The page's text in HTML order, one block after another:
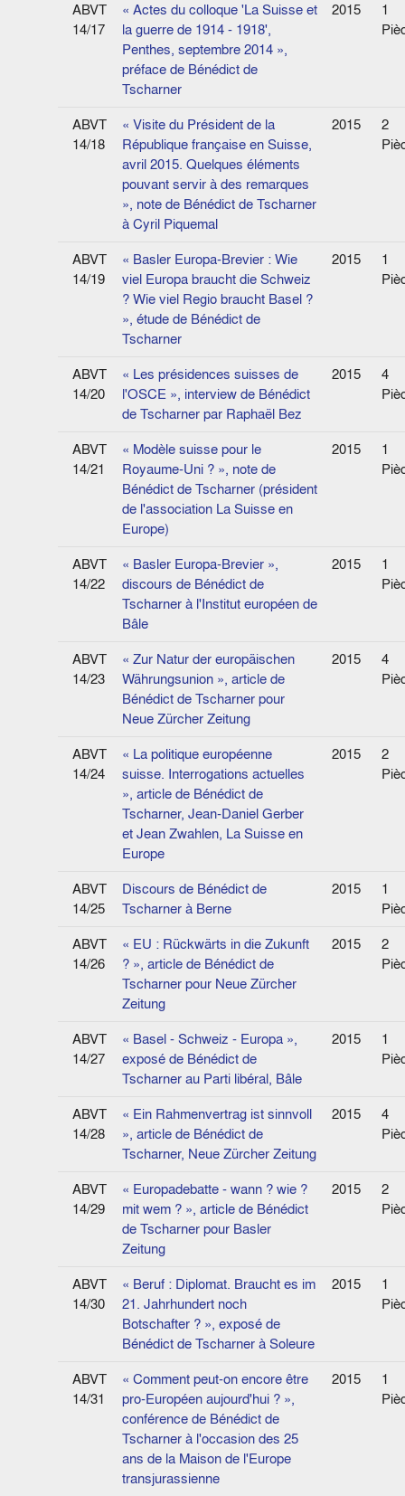
ABVT
14/17
« Actes du colloque 'La Suisse et
la guerre de 1914 - 1918',
Penthes, septembre 2014 »,
préface de Bénédict de
Tscharner
2015
1
ABVT
14/18
« Visite du Président de la
République française en Suisse,
avril 2015. Quelques éléments
pouvant servir à des remarques
», note de Bénédict de Tscharner
à Cyril Piquemal
2015
2
ABVT
14/19
« Basler Europa-Brevier : Wie
viel Europa braucht die Schweiz
? Wie viel Regio braucht Basel ?
», étude de Bénédict de
Tscharner
2015
1
ABVT
14/20
« Les présidences suisses de
l'OSCE », interview de Bénédict
de Tscharner par Raphaël Bez
2015
4
ABVT
14/21
« Modèle suisse pour le
Royaume-Uni ? », note de
Bénédict de Tscharner (président
de l'association La Suisse en
Europe)
2015
1
ABVT
14/22
« Basler Europa-Brevier »,
discours de Bénédict de
Tscharner à l'Institut européen de
Bâle
2015
1
ABVT
14/23
« Zur Natur der europäischen
Währungsunion », article de
Bénédict de Tscharner pour
Neue Zürcher Zeitung
2015
4
ABVT
14/24
« La politique européenne
suisse. Interrogations actuelles
», article de Bénédict de
Tscharner, Jean-Daniel Gerber
et Jean Zwahlen, La Suisse en
Europe
2015
2
ABVT
14/25
Discours de Bénédict de
Tscharner à Berne
2015
1
ABVT
14/26
« EU : Rückwärts in die Zukunft
? », article de Bénédict de
Tscharner pour Neue Zürcher
Zeitung
2015
2
ABVT
14/27
« Basel - Schweiz - Europa »,
exposé de Bénédict de
Tscharner au Parti libéral, Bâle
2015
1
ABVT
14/28
« Ein Rahmenvertrag ist sinnvoll
», article de Bénédict de
Tscharner, Neue Zürcher Zeitung
2015
4
ABVT
14/29
« Europadebatte - wann ? wie ?
mit wem ? », article de Bénédict
de Tscharner pour Basler
Zeitung
2015
2
ABVT
14/30
« Beruf : Diplomat. Braucht es im
21. Jahrhundert noch
Botschafter ? », exposé de
Bénédict de Tscharner à Soleure
2015
1
ABVT
14/31
« Comment peut-on encore être
pro-Européen aujourd'hui ? »,
conférence de Bénédict de
Tscharner à l'occasion des 25
ans de la Maison de l'Europe
transjurassienne
2015
1